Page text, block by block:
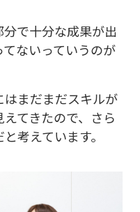
で十分な成果が出
ないっていうのが
まだまだスキルが
てきたので、さら
考えています。